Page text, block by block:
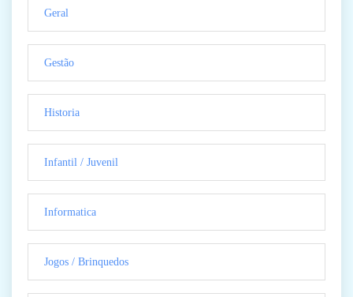
Geral
Gestão
Historia
Infantil / Juvenil
Informatica
Jogos / Brinquedos